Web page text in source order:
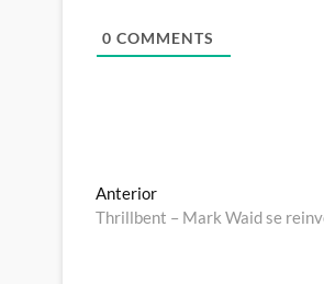
0 COMMENTS
Navegación
de
AnteriorEntrada
anterior:
Thrillbent – Mark Waid se